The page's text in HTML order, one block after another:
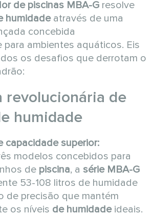
de piscinas MBA-G resolve
humidadeatravés de uma
concebida
para ambientes aquáticos. Eis
os desafios que derrotam o
revolucionária de
humidade
capacidade superior:
modelos concebidos para
de piscina, a série MBA-G
53-108 litros de humidade
de precisão que mantém
os níveis de humidadeideais.